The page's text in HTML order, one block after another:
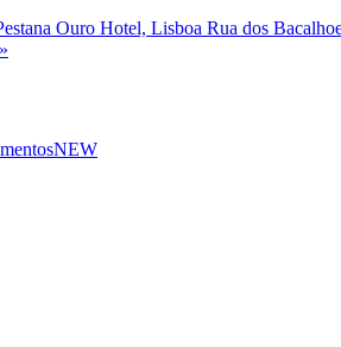
Ouro Hotel, Lisboa Rua dos